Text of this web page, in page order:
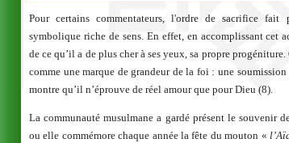
Pour certains commentateurs, l'ordre de sacrifice
symbolique riche de sens. En effet, en accomplissant cet
de ce qu’il a de plus cher à ses yeux, sa propre
comme une marque de grandeur de la foi : une
montre qu’il n’éprouve de réel amour que pour Dieu (8).
La communauté musulmane a gardé présent le souvenir
ou elle commémore chaque année la fête du mouton «